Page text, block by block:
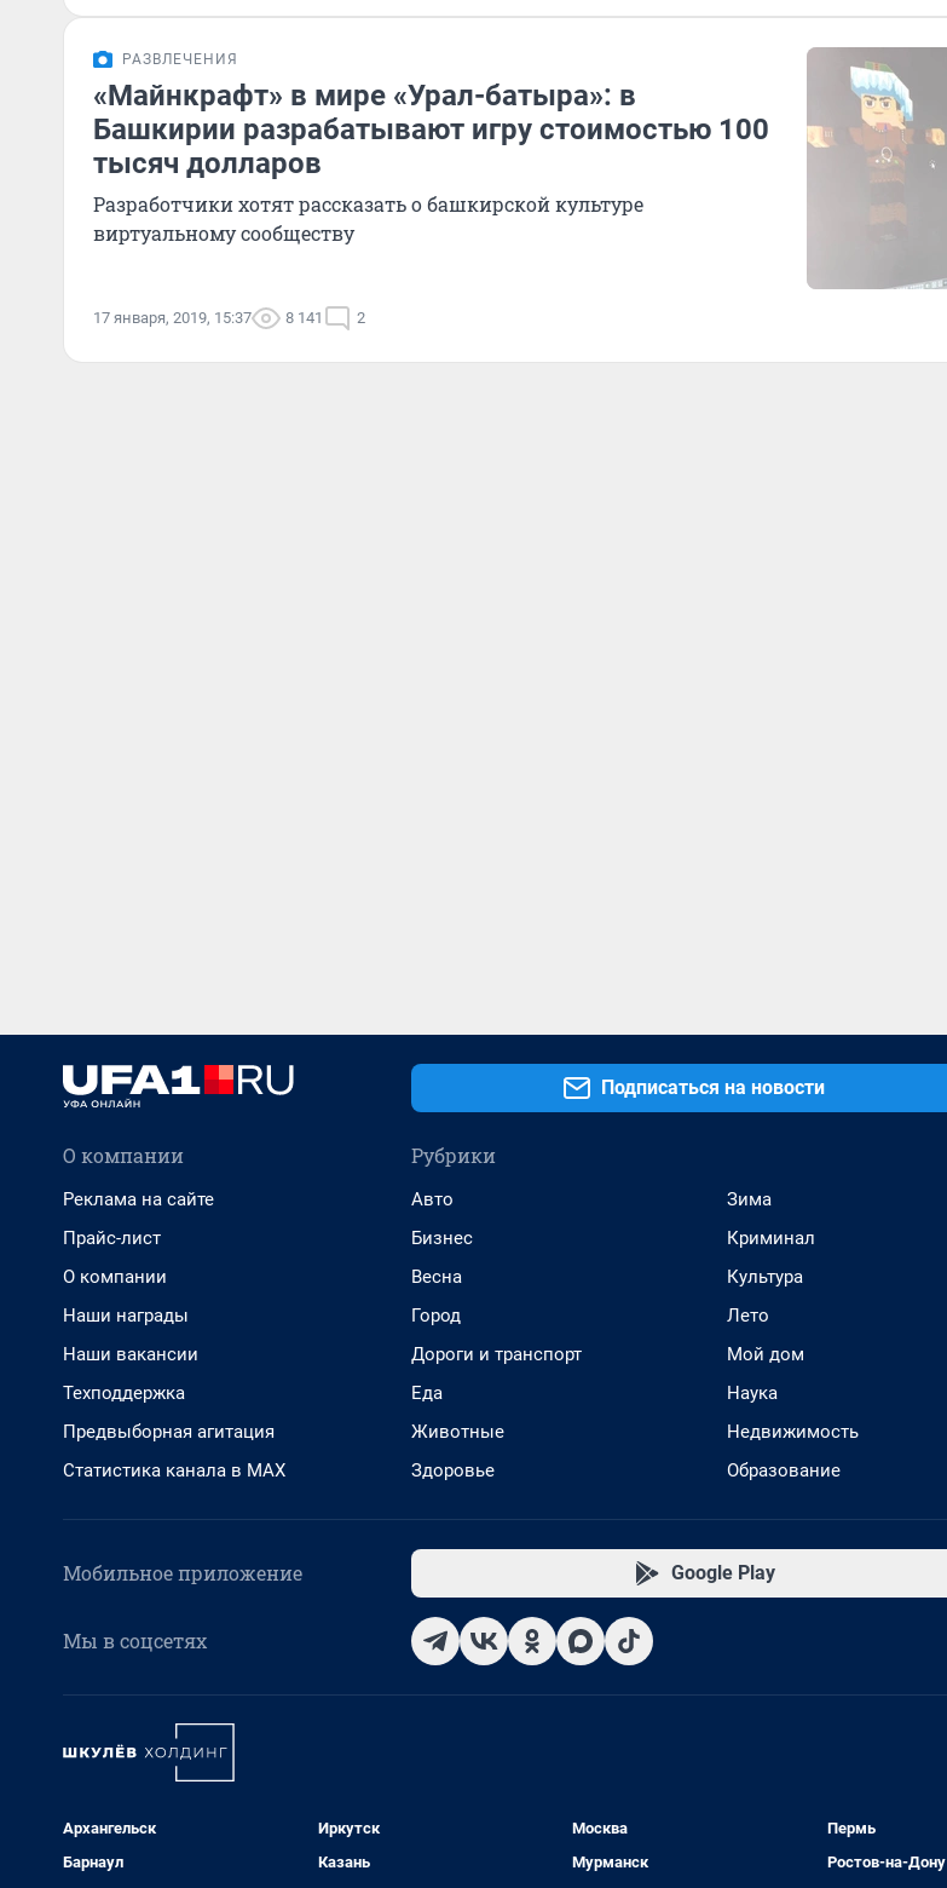
РАЗВЛЕЧЕНИЯ
«Майнкрафт» в мире «Урал-батыра»: в
Башкирии разрабатывают игру стоимостью 100
тысяч долларов
Разработчики хотят рассказать о башкирской культуре
виртуальному сообществу
17 января, 2019, 15:37 8 141 2
Подписаться на новости
О компании
Реклама на сайте
Прайс-лист
О компании
Наши награды
Наши вакансии
Техподдержка
Предвыборная агитация
Статистика канала в MAX
Рубрики
Авто
Бизнес
Весна
Город
Дороги и транспорт
Еда
Животные
Здоровье
Зима
Криминал
Культура
Лето
Мой дом
Наука
Недвижимость
Образование
Мобильное приложение Google Play
Мы в соцсетях
Архангельск
Барнаул
Иркутск
Казань
Москва
Мурманск
Пермь
Ростов-на-Дону